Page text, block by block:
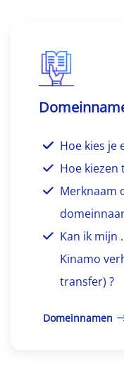
Hoe kies je
Hoe kiezen
Merknaam
Kan ik mijn
Kinamo
transfer) ?
Domeinnamen